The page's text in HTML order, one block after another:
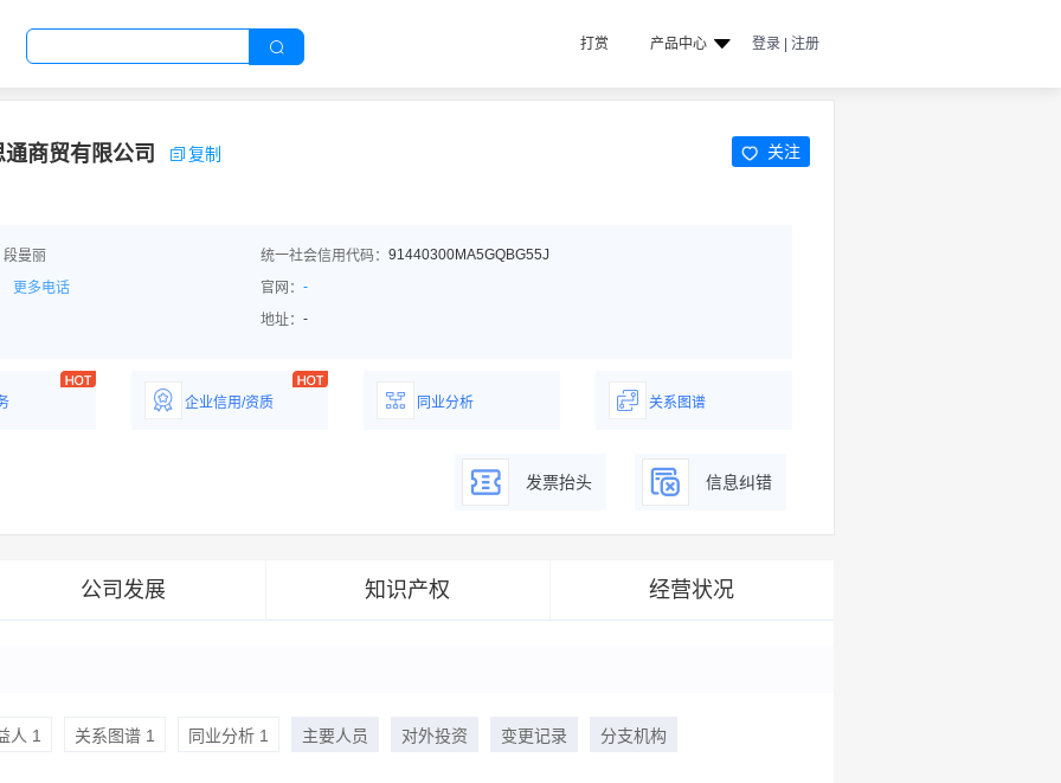
打赏 产品中心 登录 | 注册
商贸有限公司 复制 关注
曼丽 统一社会信用代码： 91440300MA5GQBG55J
更多电话 官网： -
地址： -
企业信用/资质
同业分析
关系图谱
发票抬头 信息纠错
公司发展 知识产权 经营状况
人 1 关系图谱 1 同业分析 1 主要人员 对外投资 变更记录 分支机构